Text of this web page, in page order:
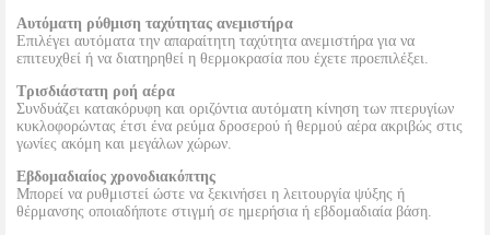
Αυτόματη ρύθμιση ταχύτητας ανεμιστήρα
Επιλέγει αυτόματα την απαραίτητη ταχύτητα ανεμιστήρα για να
επιτευχθεί ή να διατηρηθεί η θερμοκρασία που έχετε προεπιλέξει.
Τρισδιάστατη ροή αέρα
Συνδυάζει κατακόρυφη και οριζόντια αυτόματη κίνηση των πτερυγίων
κυκλοφορώντας έτσι ένα ρεύμα δροσερού ή θερμού αέρα ακριβώς στις
γωνίες ακόμη και μεγάλων χώρων.
Εβδομαδιαίος χρονοδιακόπτης
Μπορεί να ρυθμιστεί ώστε να ξεκινήσει η λειτουργία ψύξης ή
θέρμανσης οποιαδήποτε στιγμή σε ημερήσια ή εβδομαδιαία βάση.